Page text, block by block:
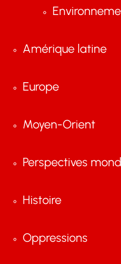
Amérique latine
Europe
Moyen-Orient
Perspectives
Histoire
Oppressions